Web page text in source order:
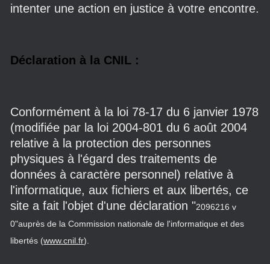
intenter une action en justice à votre encontre.
Déclaration à la CNIL :
Conformément à la loi 78-17 du 6 janvier 1978
(modifiée par la loi 2004-801 du 6 août 2004
relative à la protection des personnes
physiques à l'égard des traitements de
données à caractère personnel) relative à
l'informatique, aux fichiers et aux libertés, ce
site a fait l'objet d'une déclaration "2096216 v
0"auprès de la Commission nationale de l'informatique et des
libertés (www.cnil.fr).